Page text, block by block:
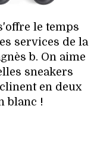
le temps
services de la
b. On aime
sneakers
en deux
blanc !